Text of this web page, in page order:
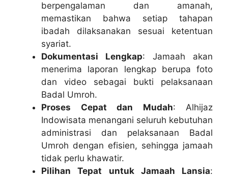
berpengalaman dan amanah,
memastikan bahwa setiap tahapan
ibadah dilaksanakan sesuai ketentuan
syariat.
Dokumentasi Lengkap: Jamaah akan
menerima laporan lengkap berupa foto
dan video sebagai bukti pelaksanaan
Badal Umroh.
Proses Cepat dan Mudah: Alhijaz
Indowisata menangani seluruh kebutuhan
administrasi dan pelaksanaan Badal
Umroh dengan efisien, sehingga jamaah
tidak perlu khawatir.
Pilihan Tepat untuk Jamaah Lansia: